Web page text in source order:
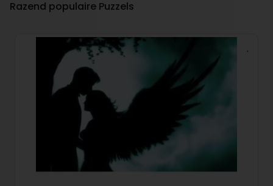
Razend populaire Puzzels